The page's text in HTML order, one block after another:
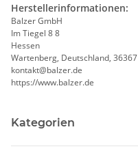
Herstellerinformationen:
Balzer GmbH
Im Tiegel 8 8
Hessen
Wartenberg, Deutschland, 36367
kontakt@balzer.de
https://www.balzer.de
Kategorien